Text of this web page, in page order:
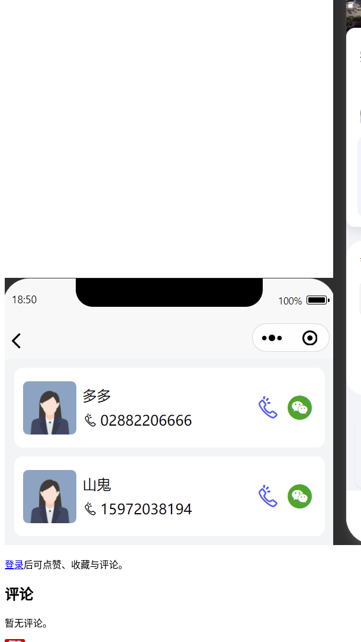
登录后可点赞、收藏与评论。
评论
暂无评论。